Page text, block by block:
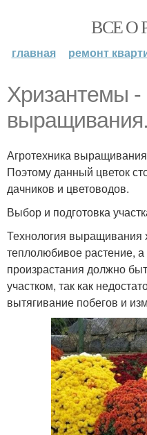
ВСЕ О
главная ремонт
Хризантемы -
выращивания.
Агротехника
Поэтому данный цветок
дачников и цветоводов.
Выбор и подготовка
Технология выращивания
теплолюбивое растение,
произрастания должно
участком, так как
вытягивание побегов и